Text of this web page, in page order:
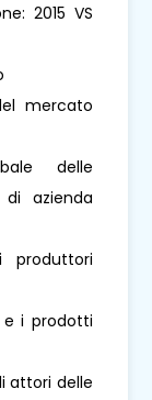
2015 VS
mercato
delle
azienda
produttori
e i prodotti
attori delle